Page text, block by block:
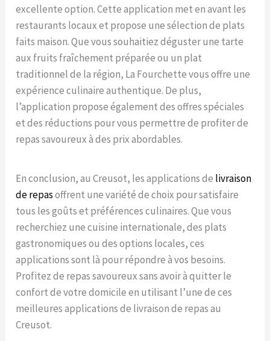
excellente option. Cette application met en avant les
restaurants locaux et propose une sélection de plats
faits maison. Que vous souhaitiez déguster une tarte
aux fruits fraîchement préparée ou un plat
traditionnel de la région, La Fourchette vous offre une
expérience culinaire authentique. De plus,
l’application propose également des offres spéciales
et des réductions pour vous permettre de profiter de
repas savoureux à des prix abordables.
En conclusion, au Creusot, les applications de livraison
de repasoffrent une variété de choix pour satisfaire
tous les goûts et préférences culinaires. Que vous
recherchiez une cuisine internationale, des plats
gastronomiques ou des options locales, ces
applications sont là pour répondre à vos besoins.
Profitez de repas savoureux sans avoir à quitter le
confort de votre domicile en utilisant l’une de ces
meilleures applications de livraison de repas au
Creusot.